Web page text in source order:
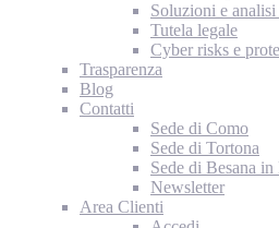
Soluzioni e analisi
Tutela legale
Cyber risks e
Trasparenza
Blog
Contatti
Sede di Como
Sede di Tortona
Sede di Besana in
Newsletter
Area Clienti